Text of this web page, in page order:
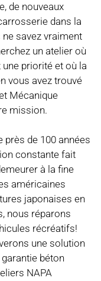
de nouveaux
dans la
savez vraiment
un atelier où
priorité et où la
vous avez trouvé
Mécanique
mission.
de 100 années
constante fait
à la fine
américaines
japonaises en
nous réparons
récréatifs!
une solution
béton
NAPA